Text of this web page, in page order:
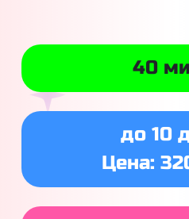
40
до 10
Цена: